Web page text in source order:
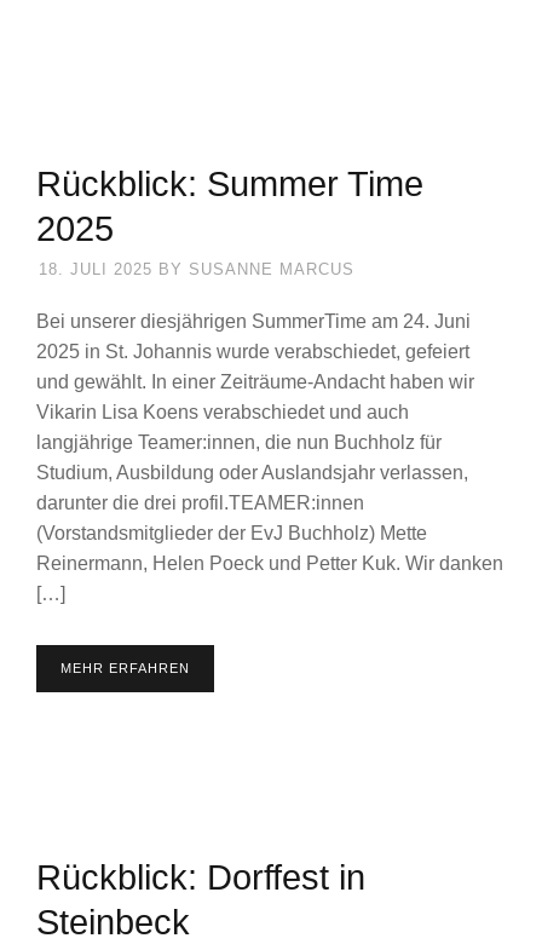
Rückblick: Summer Time
2025
18. JULI 2025 BY SUSANNE MARCUS
Bei unserer diesjährigen SummerTime am 24. Juni
2025 in St. Johannis wurde verabschiedet, gefeiert
und gewählt. In einer Zeiträume-Andacht haben wir
Vikarin Lisa Koens verabschiedet und auch
langjährige Teamer:innen, die nun Buchholz für
Studium, Ausbildung oder Auslandsjahr verlassen,
darunter die drei profil.TEAMER:innen
(Vorstandsmitglieder der EvJ Buchholz) Mette
Reinermann, Helen Poeck und Petter Kuk. Wir danken
[…]
MEHR ERFAHREN
Rückblick: Dorffest in
Steinbeck